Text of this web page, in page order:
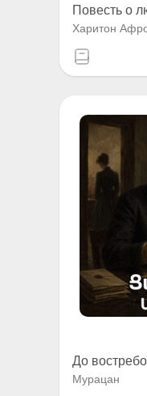
Повесть о
Харитон
До
Мурацан